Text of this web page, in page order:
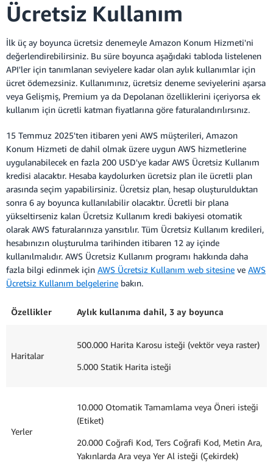
Ücretsiz Kullanım
İlk üç ay boyunca ücretsiz denemeyle Amazon Konum Hizmeti'ni
değerlendirebilirsiniz. Bu süre boyunca aşağıdaki tabloda listelenen
API'ler için tanımlanan seviyelere kadar olan aylık kullanımlar için
ücret ödemezsiniz. Kullanımınız, ücretsiz deneme seviyelerini aşarsa
veya Gelişmiş, Premium ya da Depolanan özelliklerini içeriyorsa ek
kullanım için ücretli katman fiyatlarına göre faturalandırılırsınız.
15 Temmuz 2025'ten itibaren yeni AWS müşterileri, Amazon
Konum Hizmeti de dahil olmak üzere uygun AWS hizmetlerine
uygulanabilecek en fazla 200 USD'ye kadar AWS Ücretsiz Kullanım
kredisi alacaktır. Hesaba kaydolurken ücretsiz plan ile ücretli plan
arasında seçim yapabilirsiniz. Ücretsiz plan, hesap oluşturulduktan
sonra 6 ay boyunca kullanılabilir olacaktır. Ücretli bir plana
yükseltirseniz kalan Ücretsiz Kullanım kredi bakiyesi otomatik
olarak AWS faturalarınıza yansıtılır. Tüm Ücretsiz Kullanım kredileri,
hesabınızın oluşturulma tarihinden itibaren 12 ay içinde
kullanılmalıdır. AWS Ücretsiz Kullanım programı hakkında daha
fazla bilgi edinmek için AWS Ücretsiz Kullanım web sitesine ve AWS
Ücretsiz Kullanım belgelerine bakın.
Özellikler Aylık kullanıma dahil, 3 ay boyunca
Haritalar
500.000 Harita Karosu isteği (vektör veya raster)
5.000 Statik Harita isteği
Yerler
10.000 Otomatik Tamamlama veya Öneri isteği
(Etiket)
20.000 Coğrafi Kod, Ters Coğrafi Kod, Metin Ara,
Yakınlarda Ara veya Yer Al isteği (Çekirdek)